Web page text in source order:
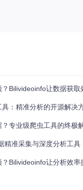
Bilivideoinfo让数据获取
：精准分析的开源解决
专业级爬虫工具的终极
精准采集与深度分析工具
Bilivideoinfo让分析效率